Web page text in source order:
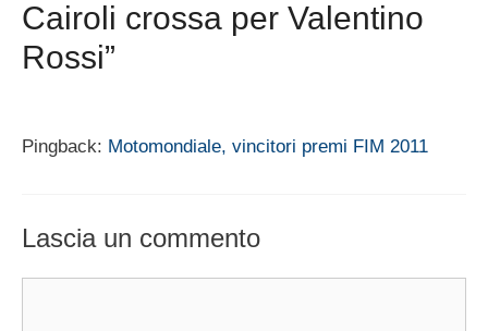
Cairoli crossa per Valentino
Rossi”
Pingback: Motomondiale, vincitori premi FIM 2011
Lascia un commento